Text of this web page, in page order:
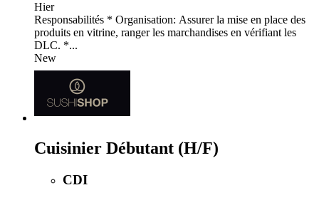
Hier
Responsabilités * Organisation: Assurer la mise en place des
produits en vitrine, ranger les marchandises en vérifiant les
DLC. *...
New
Cuisinier Débutant (H/F)
CDI